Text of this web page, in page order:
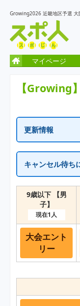
Growing2026 近畿地区予選 大
マイページ
【Growing】
更新情報
キャンセル待ち
繰り上がりがでた
9歳以下 【男
子】
現在1人
大会エント
リー